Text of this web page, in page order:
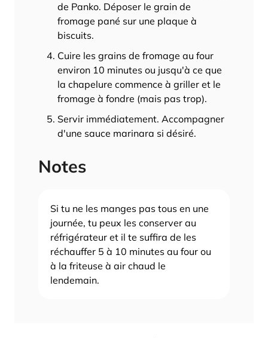
de Panko. Déposer le grain de
fromage pané sur une plaque à
biscuits.
Cuire les grains de fromage au four
environ 10 minutes ou jusqu'à ce que
la chapelure commence à griller et le
fromage à fondre (mais pas trop).
Servir immédiatement. Accompagner
d'une sauce marinara si désiré.
Notes
Si tu ne les manges pas tous en une
journée, tu peux les conserver au
réfrigérateur et il te suffira de les
réchauffer 5 à 10 minutes au four ou
à la friteuse à air chaud le
lendemain.